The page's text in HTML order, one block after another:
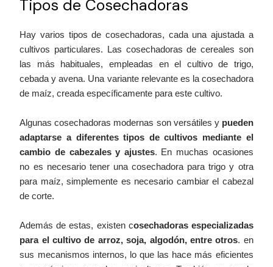
Tipos de Cosechadoras
Hay varios tipos de cosechadoras, cada una ajustada a
cultivos particulares. Las cosechadoras de cereales son
las más habituales, empleadas en el cultivo de trigo,
cebada y avena. Una variante relevante es la cosechadora
de maíz, creada específicamente para este cultivo.
Algunas cosechadoras modernas son versátiles ypueden
adaptarse a diferentes tipos de cultivos mediante el
cambio de cabezales y ajustes. En muchas ocasiones
no es necesario tener una cosechadora para trigo y otra
para maíz, simplemente es necesario cambiar el cabezal
de corte.
Además de estas, existen cosechadoras especializadas
para el cultivo de arroz, soja, algodón, entre otros. en
sus mecanismos internos, lo que las hace más eficientes